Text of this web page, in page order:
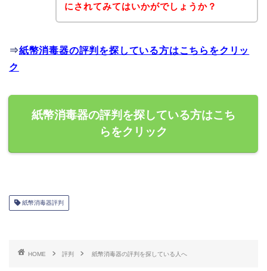
にされてみてはいかがでしょうか？
⇒紙幣消毒器の評判を探している方はこちらをクリッ
ク
紙幣消毒器の評判を探している方はこち
らをクリック
紙幣消毒器評判
HOME 評判 紙幣消毒器の評判を探している人へ